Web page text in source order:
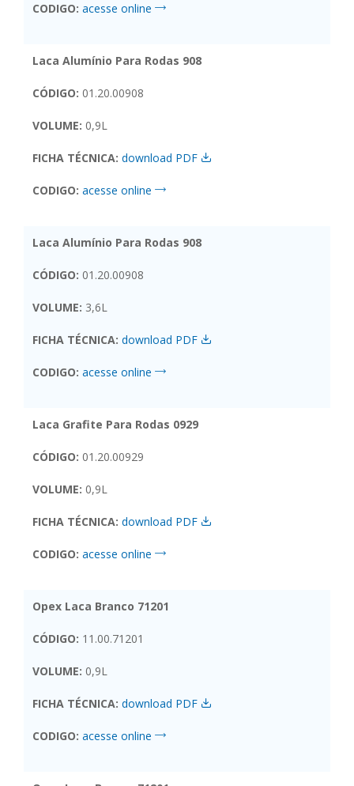
CODIGO: acesse online
Laca Alumínio Para Rodas 908
CÓDIGO: 01.20.00908
VOLUME: 0,9L
FICHA TÉCNICA: download PDF
CODIGO: acesse online
Laca Alumínio Para Rodas 908
CÓDIGO: 01.20.00908
VOLUME: 3,6L
FICHA TÉCNICA: download PDF
CODIGO: acesse online
Laca Grafite Para Rodas 0929
CÓDIGO: 01.20.00929
VOLUME: 0,9L
FICHA TÉCNICA: download PDF
CODIGO: acesse online
Opex Laca Branco 71201
CÓDIGO: 11.00.71201
VOLUME: 0,9L
FICHA TÉCNICA: download PDF
CODIGO: acesse online